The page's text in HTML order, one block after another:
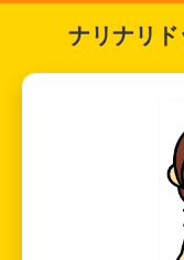
ナリナリ